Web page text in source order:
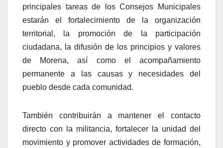
principales tareas de los Consejos Municipales
estarán el fortalecimiento de la organización
territorial, la promoción de la participación
ciudadana, la difusión de los principios y valores
de Morena, así como el acompañamiento
permanente a las causas y necesidades del
pueblo desde cada comunidad.
También contribuirán a mantener el contacto
directo con la militancia, fortalecer la unidad del
movimiento y promover actividades de formación,